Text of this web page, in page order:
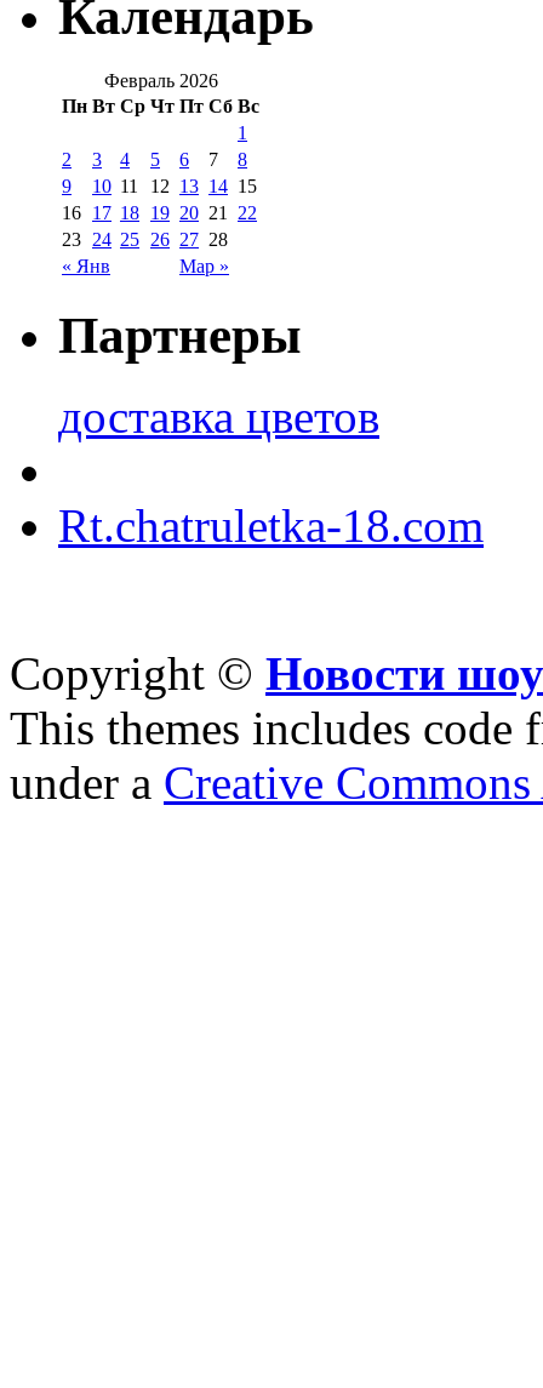
Календарь
Февраль 2026
Пн Вт Ср Чт Пт Сб Вс
« Янв Мар »
1
2
3 4 5 6 7
8
9
10 11 12 13 14 15
16 17 18 19 20 21
22
23 24 25 26 27 28
Партнеры
доставка цветов
Rt.chatruletka-18.com
Copyright © Новости
This themes includes code
under a Creative